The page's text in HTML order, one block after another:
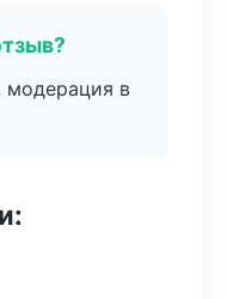
модерация в